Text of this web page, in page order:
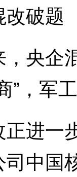
破题
企
”，军
一
中国